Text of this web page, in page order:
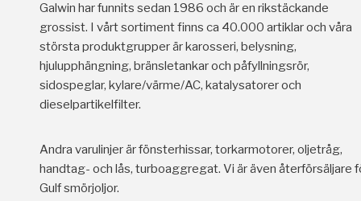
Galwin har funnits sedan 1986 och är en rikstäckande
grossist. I vårt sortiment finns ca 40.000 artiklar och våra
största produktgrupper är karosseri, belysning,
hjulupphängning, bränsletankar och påfyllningsrör,
sidospeglar, kylare/värme/AC, katalysatorer och
dieselpartikelfilter.
Andra varulinjer är fönsterhissar, torkarmotorer, oljetråg,
handtag- och lås, turboaggregat. Vi är även återförsäljare
Gulf smörjoljor.